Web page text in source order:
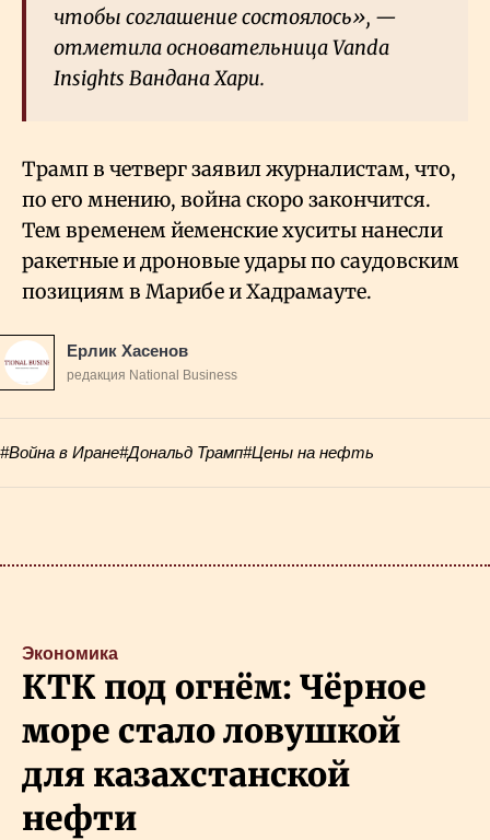
чтобы соглашение состоялось», —
отметила основательница Vanda
Insights Вандана Хари.
Трамп в четверг заявил журналистам, что,
по его мнению, война скоро закончится.
Тем временем йеменские хуситы нанесли
ракетные и дроновые удары по саудовским
позициям в Марибе и Хадрамауте.
Ерлик Хасенов
редакция National Business
#Война в Иране#Дональд Трамп#Цены на нефть
Экономика
КТК под огнём: Чёрное
море стало ловушкой
для казахстанской
нефти